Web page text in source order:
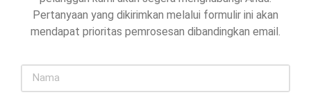
Alasan Sebenarnya di Balik Harga Gelato
Italia yang Otentik
menyadari bahwa secangkir kecil gelato harganya lebih
Pertanyaan yang dikirimkan melalui formulir ini akan
mendapat prioritas pemrosesan dibandingkan email.